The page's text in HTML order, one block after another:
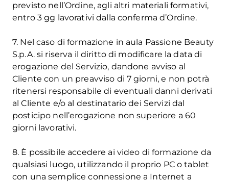
previsto nell’Ordine, agli altri materiali formativi,
entro 3 gg lavorativi dalla conferma d’Ordine.
7. Nel caso di formazione in aula Passione Beauty
S.p.A. si riserva il diritto di modificare la data di
erogazione del Servizio, dandone avviso al
Cliente con un preavviso di 7 giorni, e non potrà
ritenersi responsabile di eventuali danni derivati
al Cliente e/o al destinatario dei Servizi dal
posticipo nell’erogazione non superiore a 60
giorni lavorativi.
8. È possibile accedere ai video di formazione da
qualsiasi luogo, utilizzando il proprio PC o tablet
con una semplice connessione a Internet a